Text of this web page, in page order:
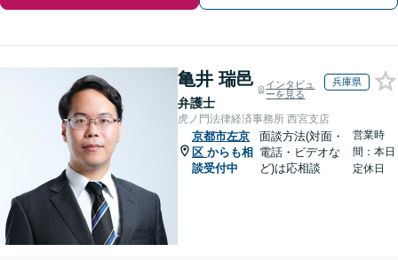
亀井 瑞邑
弁護士
インタビュ
ーを見る
兵庫県
虎ノ門法律経済事務所 西宮支店
京都市左京
区 からも相
談受付中
面談方法(対面・
電話・ビデオな
ど)は応相談
営業時
間：本日
定休日